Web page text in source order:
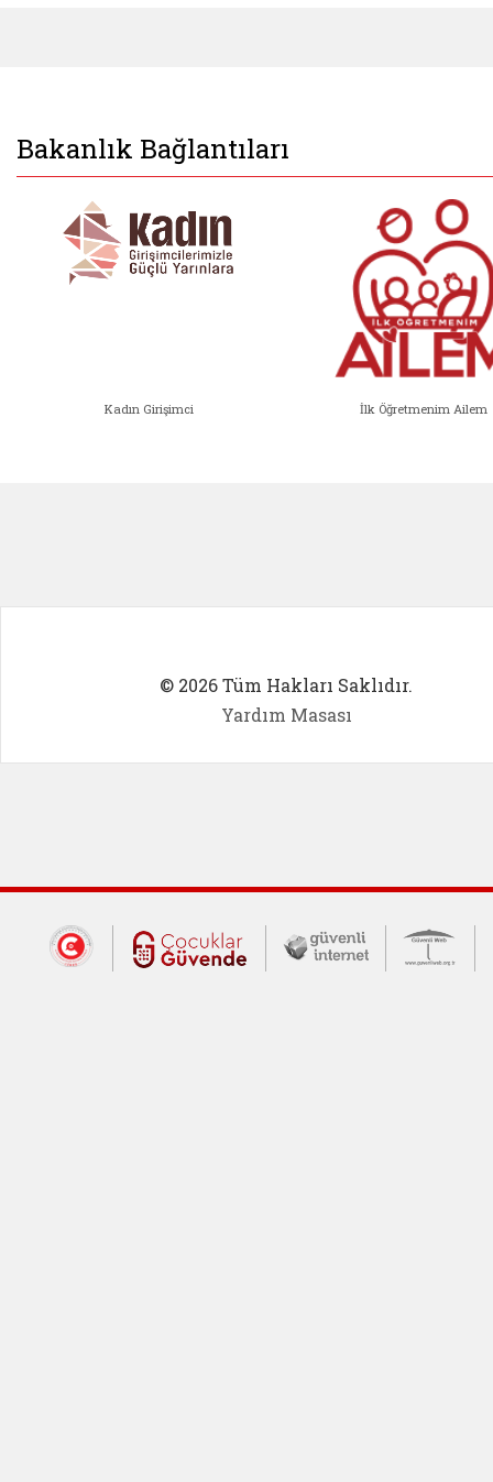
Bakanlık Bağlantıları
Kadın Girişimci İlk Öğretmenim Ailem
© 2026 Tüm Hakları Saklıdır.
Yardım Masası
Dış Bağlantılar
Cumhurbaşkanlığı İletişim Merkezi
Çocuklar Güvende (yeni
Güvenli